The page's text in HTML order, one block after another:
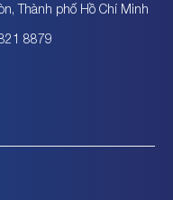
Thành phố Hồ Chí Minh
8879